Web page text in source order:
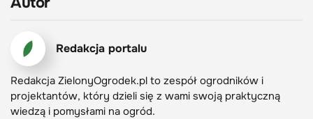
Redakcja portalu
Redakcja ZielonyOgrodek.pl to zespół ogrodników i
projektantów, który dzieli się z wami swoją praktyczną
wiedzą i pomysłami na ogród.